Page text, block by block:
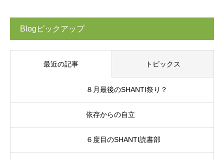
Blogピックアップ
最近の記事 トピックス
８月最後のSHANTI祭り？
依存からの自立
６度目のSHANTI読書部